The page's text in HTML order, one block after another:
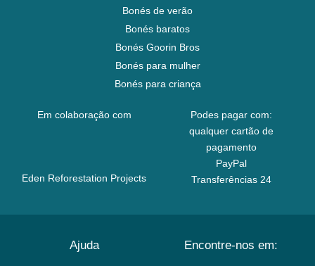
Bonés de verão
Bonés baratos
Bonés Goorin Bros
Bonés para mulher
Bonés para criança
Em colaboração com
Eden Reforestation Projects
Podes pagar com:
qualquer cartão de
pagamento
PayPal
Transferências 24
Ajuda Encontre-nos em: